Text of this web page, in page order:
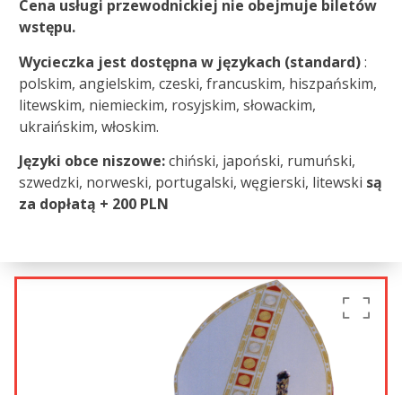
Cena usługi przewodnickiej nie obejmuje biletów
wstępu.
Wycieczka jest dostępna w językach (standard):
polskim, angielskim, czeski, francuskim, hiszpańskim,
litewskim, niemieckim, rosyjskim, słowackim,
ukraińskim, włoskim.
Języki obce niszowe:chiński, japoński, rumuński,
szwedzki, norweski, portugalski, węgierski, litewski są
za dopłatą + 200 PLN